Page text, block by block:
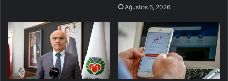
Ağustos 6, 2026